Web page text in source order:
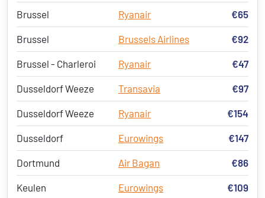
Brussel Ryanair €65
Brussel Brussels Airlines €92
Brussel - Charleroi Ryanair €47
Dusseldorf Weeze Transavia €97
Dusseldorf Weeze Ryanair €154
Dusseldorf Eurowings €147
Dortmund Air Bagan €86
Keulen Eurowings €109